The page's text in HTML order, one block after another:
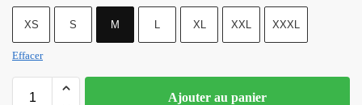
XS S M L XL XXL XXXL
Effacer
Ajouter au panier